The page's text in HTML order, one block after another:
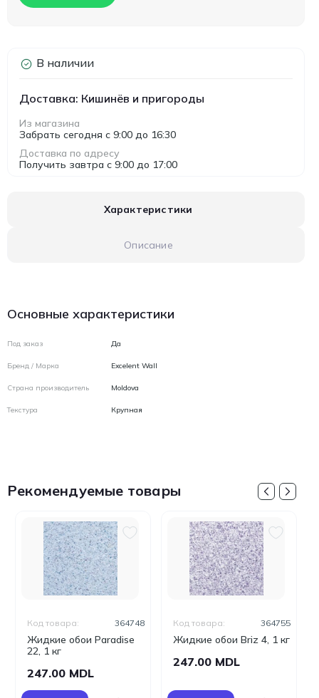
В наличии
Доставка: Кишинёв и пригороды
Из магазина
Забрать сегодня с 9:00 до 16:30
Доставка по адресу
Получить завтра с 9:00 до 17:00
Характеристики
Описание
Основные характеристики
Под заказ Да
Бренд / Марка Excelent Wall
Страна производитель Moldova
Текстура Крупная
Рекомендуемые товары
Жидкие обои Paradise
22, 1 кг
Код товара: 364748
247.00 MDL
Жидкие обои Briz 4, 1 кг
Код товара: 364755
247.00 MDL